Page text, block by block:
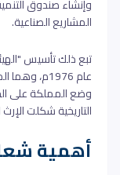
المشاريع الصناعية.
تبع ذلك تأسيس
عام 1976م،
وضع المملكة على
التاريخية شكلت
أهمية